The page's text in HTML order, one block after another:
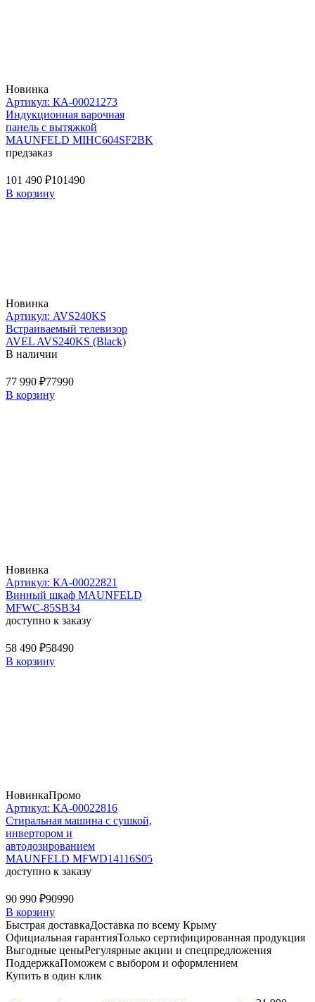
Новинка
Артикул: КА-00021273
Индукционная варочная
панель с вытяжкой
MAUNFELD MIHC604SF2BK
предзаказ
101 490 ₽101490
В корзину
Новинка
Артикул: AVS240KS
Встраиваемый телевизор
AVEL AVS240KS (Black)
В наличии
77 990 ₽77990
В корзину
Новинка
Артикул: КА-00022821
Винный шкаф MAUNFELD
MFWC-85SB34
доступно к заказу
58 490 ₽58490
В корзину
НовинкаПромо
Артикул: КА-00022816
Стиральная машина c сушкой,
инвертором и
автодозированием
MAUNFELD MFWD14116S05
доступно к заказу
90 990 ₽90990
В корзину
Быстрая доставкаДоставка по всему Крыму
Официальная гарантияТолько сертифицированная продукция
Выгодные ценыРегулярные акции и спецпредложения
ПоддержкаПоможем с выбором и оформлением
Купить в один клик